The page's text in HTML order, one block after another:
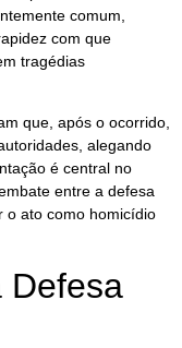
comum,
com que
tragédias
que, após o ocorrido,
alegando
é central no
entre a defesa
o ato como homicídio
Defesa